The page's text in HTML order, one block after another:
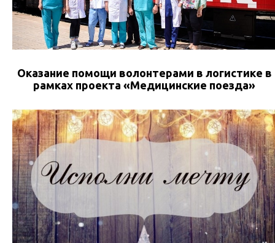
Оказание помощи волонтерами в логистике в
рамках проекта «Медицинские поезда»